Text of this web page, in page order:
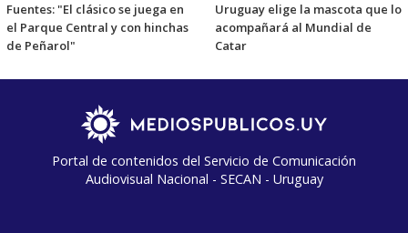
Fuentes: "El clásico se juega en
el Parque Central y con hinchas
de Peñarol"
Uruguay elige la mascota que lo
acompañará al Mundial de
Catar
Portal de contenidos del Servicio de Comunicación
Audiovisual Nacional - SECAN - Uruguay